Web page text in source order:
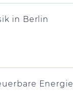
in Berlin
Energie